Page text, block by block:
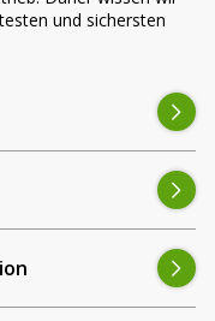
und sichersten